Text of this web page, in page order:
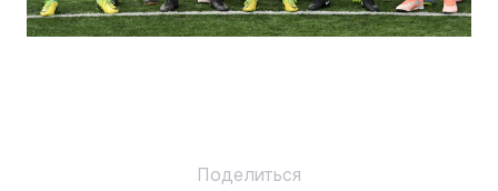
Поделиться